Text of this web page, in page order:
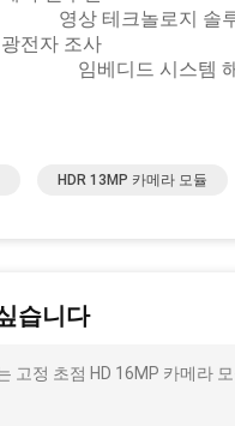
크놀로지 솔루
조사
베디드 시스템 해
HDR 13MP 카메라 모듈
습니다
고정 초점 HD 16MP 카메라